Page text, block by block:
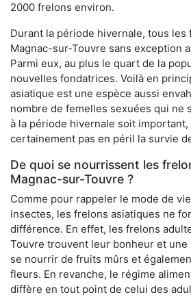
2000 frelons environ.
Durant la période hivernale, tous les
Magnac-sur-Touvre sans exception
Parmi eux, au plus le quart de la
nouvelles fondatrices. Voilà en
asiatique est une espèce aussi
nombre de femelles sexuées qui ne
à la période hivernale soit
certainement pas en péril la survie
De quoi se nourrissent les
Magnac-sur-Touvre ?
Comme pour rappeler le mode de
insectes, les frelons asiatiques ne
différence. En effet, les frelons
Touvre trouvent leur bonheur et
se nourrir de fruits mûrs et
fleurs. En revanche, le régime
diffère en tout point de celui des